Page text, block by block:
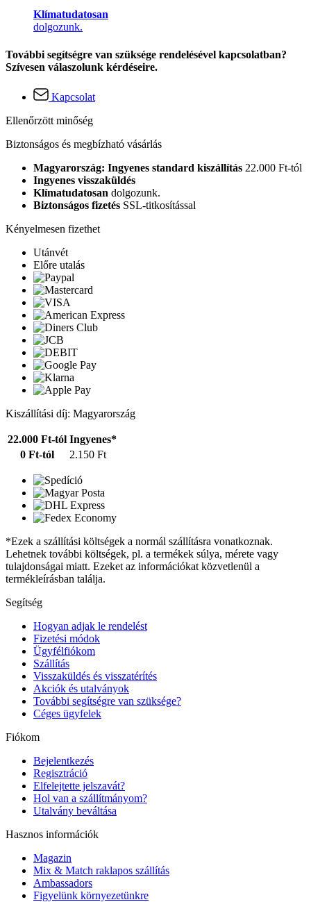
Klímatudatosan
dolgozunk.
További segítségre van szüksége rendelésével kapcsolatban?
Szívesen válaszolunk kérdéseire.
Kapcsolat
Ellenőrzött minőség
Biztonságos és megbízható vásárlás
Magyarország: Ingyenes standard kiszállítás 22.000 Ft-tól
Ingyenes visszaküldés
Klímatudatosan dolgozunk.
Biztonságos fizetés SSL-titkosítással
Kényelmesen fizethet
Utánvét
Előre utalás
Kiszállítási díj: Magyarország
22.000 Ft-tól Ingyenes*
0 Ft-tól
2.150 Ft
*Ezek a szállítási költségek a normál szállításra vonatkoznak.
Lehetnek további költségek, pl. a termékek súlya, mérete vagy
tulajdonságai miatt. Ezeket az információkat közvetlenül a
termékleírásban találja.
Segítség
Hogyan adjak le rendelést
Fizetési módok
Ügyfélfiókom
Szállítás
Visszaküldés és visszatérítés
Akciók és utalványok
További segítségre van szüksége?
Céges ügyfelek
Fiókom
Bejelentkezés
Regisztráció
Elfelejtette jelszavát?
Hol van a szállítmányom?
Utalvány beváltása
Hasznos információk
Magazin
Mix & Match raklapos szállítás
Ambassadors
Figyelünk környezetünkre